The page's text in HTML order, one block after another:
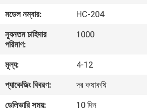
কারখানা
ভ্রমণ
মান
নিয়ন্ত্রণ
মডেল নম্বার:
HC-204
ন্যূনতম চাহিদার
পরিমাণ:
1000
মূল্য:
4-12
প্যাকেজিং বিবরণ:
দর কষাকষি
ডেলিভারি সময়:
10 দিন